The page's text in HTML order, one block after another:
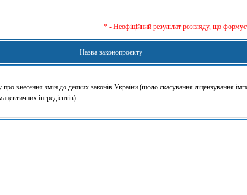
* - Неофіційний результат розгляду, що
Назва законопроекту
внесення змін до деяких законів України (щодо скасування ліцензування
інгредієнтів)